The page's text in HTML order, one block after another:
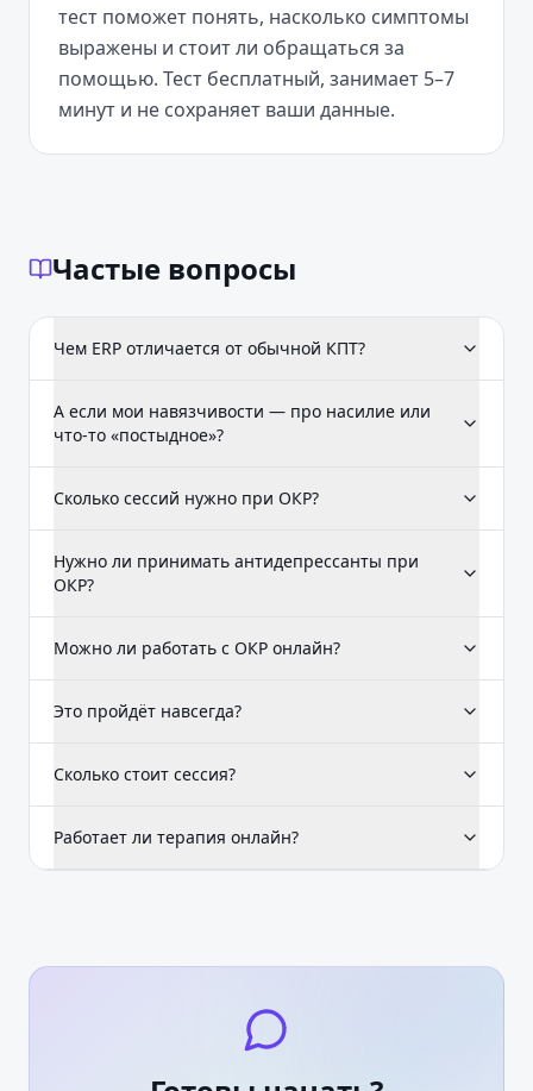
тест поможет понять, насколько симптомы
выражены и стоит ли обращаться за
помощью. Тест бесплатный, занимает 5–7
минут и не сохраняет ваши данные.
Частые вопросы
Чем ERP отличается от обычной КПТ?
А если мои навязчивости — про насилие или
что-то «постыдное»?
Сколько сессий нужно при ОКР?
Нужно ли принимать антидепрессанты при
ОКР?
Можно ли работать с ОКР онлайн?
Это пройдёт навсегда?
Сколько стоит сессия?
Работает ли терапия онлайн?